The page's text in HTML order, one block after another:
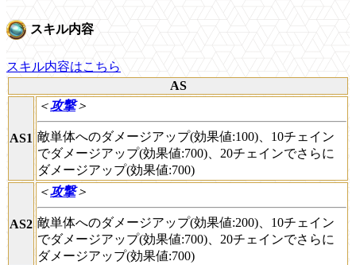
スキル内容
スキル内容はこちら
AS
AS1
＜攻撃＞
敵単体へのダメージアップ(効果値:100)、10チェイン
でダメージアップ(効果値:700)、20チェインでさらに
ダメージアップ(効果値:700)
AS2
＜攻撃＞
敵単体へのダメージアップ(効果値:200)、10チェイン
でダメージアップ(効果値:700)、20チェインでさらに
ダメージアップ(効果値:700)